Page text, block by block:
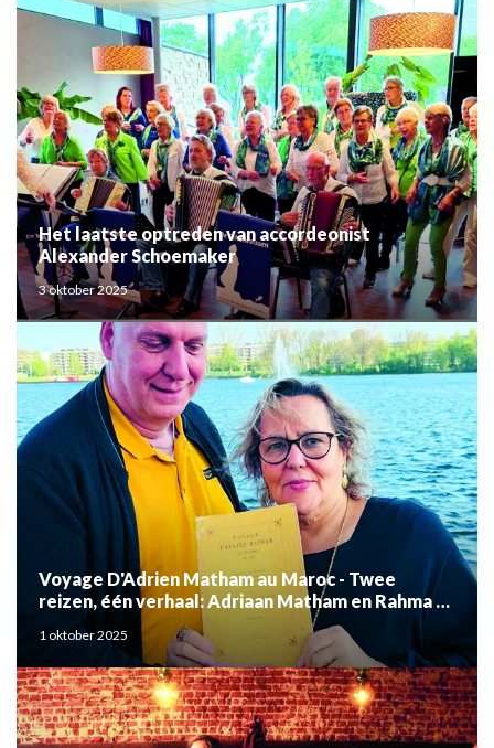
Het laatste optreden van accordeonist
Alexander Schoemaker
3 oktober 2025
Voyage D'Adrien Matham au Maroc - Twee
reizen, één verhaal: Adriaan Matham en Rahma el
Mouden
1 oktober 2025